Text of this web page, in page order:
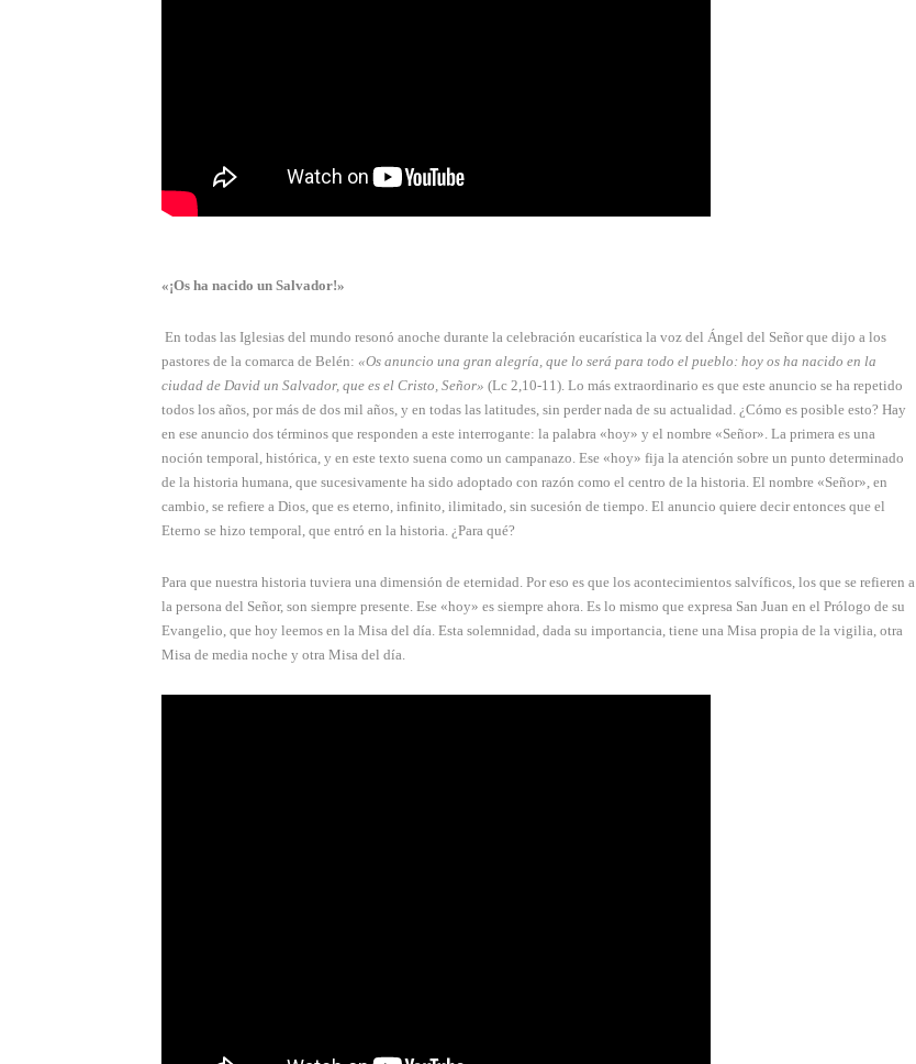
«¡Os ha nacido un Salvador!»
En todas las Iglesias del mundo resonó anoche durante la celebración eucarística la voz del Ángel del Se­ñor que dijo a los
pastores de la comarca de Belén: «Os anuncio una gran alegría, que lo será para todo el pueblo: hoy os ha nacido en la
ciudad de David un Salva­dor, que es el Cristo, Señor» (Lc 2,10-11). Lo más extraordina­rio es que este anuncio se ha repetido
todos los años, por más de dos mil años, y en todas las latitudes, sin perder nada de su actualidad. ¿Cómo es posible esto? Hay
en ese anuncio dos términos que responden a este interrogante: la palabra «hoy» y el nombre «Señor». La primera es una
noción temporal, histórica, y en este texto suena como un campanazo. Ese «hoy» fija la atención sobre un punto determinado
de la historia humana, que sucesivamente ha sido adoptado con razón como el centro de la historia. El nombre «Se­ñor», en
cambio, se refiere a Dios, que es eterno, infini­to, ilimi­tado, sin sucesión de tiempo. El anuncio quiere decir entonces que el
Eterno se hizo temporal, que entró en la historia. ¿Para qué?
Para que nuestra historia tuviera una dimensión de eterni­dad. Por eso es que los acontecimientos salvíficos, los que se refieren a
la persona del Señor, son siempre presente. Ese «hoy» es siempre ahora. Es lo mismo que expresa San Juan en el Prólogo de su
Evangelio, que hoy leemos en la Misa del día. Esta solemni­dad, dada su importancia, tiene una Misa propia de la vigi­lia, otra
Misa de media noche y otra Misa del día.